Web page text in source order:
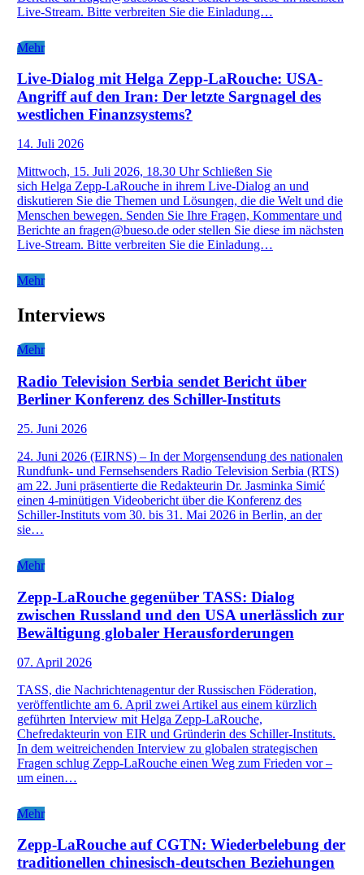
Live-Stream. Bitte verbreiten Sie die Einladung…
Mehr
Live-Dialog mit Helga Zepp-LaRouche: USA-
Angriff auf den Iran: Der letzte Sargnagel des
westlichen Finanzsystems?
14. Juli 2026
Mittwoch, 15. Juli 2026, 18.30 Uhr Schließen Sie
sich Helga Zepp-LaRouche in ihrem Live-Dialog an und
diskutieren Sie die Themen und Lösungen, die die Welt und die
Menschen bewegen. Senden Sie Ihre Fragen, Kommentare und
Berichte an fragen@bueso.de oder stellen Sie diese im nächsten
Live-Stream. Bitte verbreiten Sie die Einladung…
Mehr
Interviews
Mehr
Radio Television Serbia sendet Bericht über
Berliner Konferenz des Schiller-Instituts
25. Juni 2026
24. Juni 2026 (EIRNS) – In der Morgensendung des nationalen
Rundfunk- und Fernsehsenders Radio Television Serbia (RTS)
am 22. Juni präsentierte die Redakteurin Dr. Jasminka Simić
einen 4-minütigen Videobericht über die Konferenz des
Schiller-Instituts vom 30. bis 31. Mai 2026 in Berlin, an der
sie…
Mehr
Zepp-LaRouche gegenüber TASS: Dialog
zwischen Russland und den USA unerlässlich zur
Bewältigung globaler Herausforderungen
07. April 2026
TASS, die Nachrichtenagentur der Russischen Föderation,
veröffentlichte am 6. April zwei Artikel aus einem kürzlich
geführten Interview mit Helga Zepp-LaRouche,
Chefredakteurin von EIR und Gründerin des Schiller-Instituts.
In dem weitreichenden Interview zu globalen strategischen
Fragen schlug Zepp-LaRouche einen Weg zum Frieden vor –
um einen…
Mehr
Zepp-LaRouche auf CGTN: Wiederbelebung der
traditionellen chinesisch-deutschen Beziehungen